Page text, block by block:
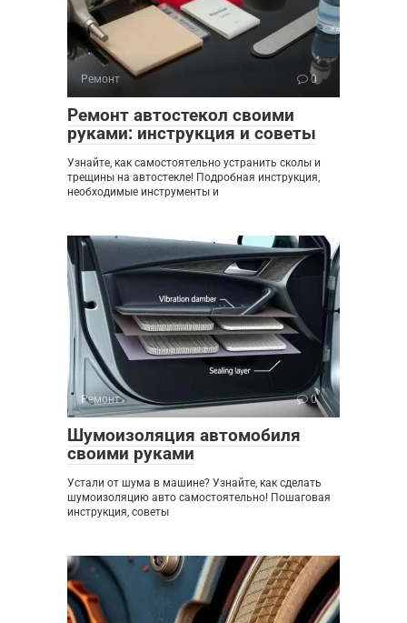
Ремонт 0
Ремонт автостекол своими
руками: инструкция и советы
Узнайте, как самостоятельно устранить сколы и
трещины на автостекле! Подробная инструкция,
необходимые инструменты и
Ремонт 0
Шумоизоляция автомобиля
своими руками
Устали от шума в машине? Узнайте, как сделать
шумоизоляцию авто самостоятельно! Пошаговая
инструкция, советы